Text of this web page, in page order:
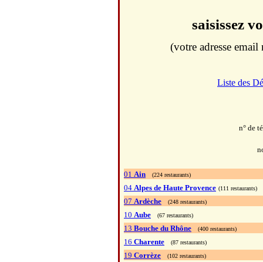
saisissez
(votre adresse
Liste des
n° de
01 Ain (224 restaurants)
04 Alpes de Haute Provence (111 restaurants)
07 Ardèche (248 restaurants)
10 Aube (67 restaurants)
13 Bouche du Rhône (400 restaurants)
16 Charente (87 restaurants)
19 Corrèze (102 restaurants)